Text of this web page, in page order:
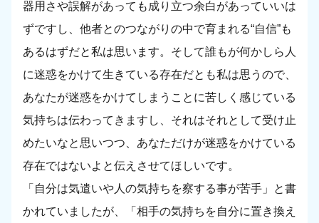
器用さや誤解があっても成り立つ余白があっていいは
ずですし、他者とのつながりの中で育まれる“自信”も
あるはずだと私は思います。そして誰もが何かしら人
に迷惑をかけて生きている存在だとも私は思うので、
あなたが迷惑をかけてしまうことに苦しく感じている
気持ちは伝わってきますし、それはそれとして受け止
めたいなと思いつつ、あなただけが迷惑をかけている
存在ではないよと伝えさせてほしいです。
「自分は気遣いや人の気持ちを察する事が苦手」と書
かれていましたが、「相手の気持ちを自分に置き換え